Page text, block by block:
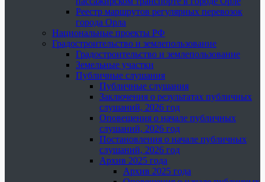
Реестр маршрутов регулярных перевозок
города Орла
Национальные проекты РФ
Градостроительство и землепользование
Градостроительство и землепользование
Земельные участки
Публичные слушания
Публичные слушания
Заключения о результатах публичных
слушаний, 2026 год
Оповещения о начале публичных
слушаний, 2026 год
Постановления о начале публичных
слушаний, 2026 год
Архив 2025 года
Архив 2025 года